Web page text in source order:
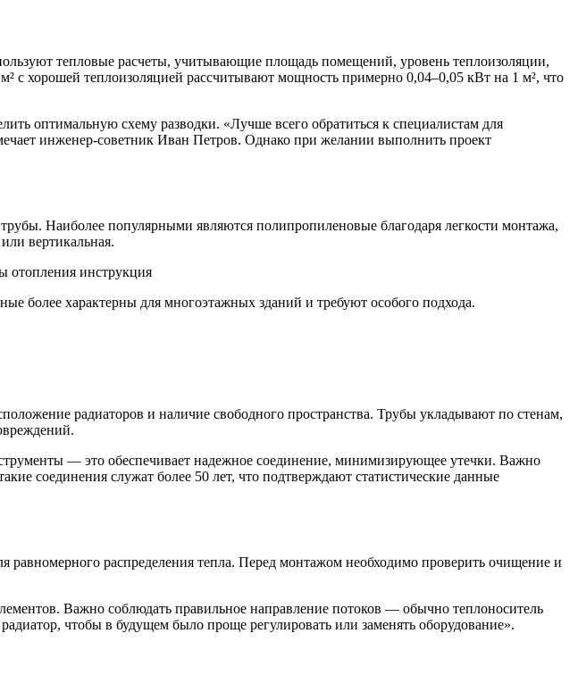
тепловые расчеты, учитывающие площадь помещений, уровень теплоизоляции,
с хорошей теплоизоляцией рассчитывают мощность примерно 0,04–0,05 кВт на 1 м², что
оптимальную схему разводки. «Лучше всего обратиться к специалистам для
инженер-советник Иван Петров. Однако при желании выполнить проект
Наиболее популярными являются полипропиленовые благодаря легкости монтажа,
вертикальная.
более характерны для многоэтажных зданий и требуют особого подхода.
радиаторов и наличие свободного пространства. Трубы укладывают по стенам,
— это обеспечивает надежное соединение, минимизирующее утечки. Важно
соединения служат более 50 лет, что подтверждают статистические данные
равномерного распределения тепла. Перед монтажом необходимо проверить очищение и
Важно соблюдать правильное направление потоков — обычно теплоноситель
чтобы в будущем было проще регулировать или заменять оборудование».